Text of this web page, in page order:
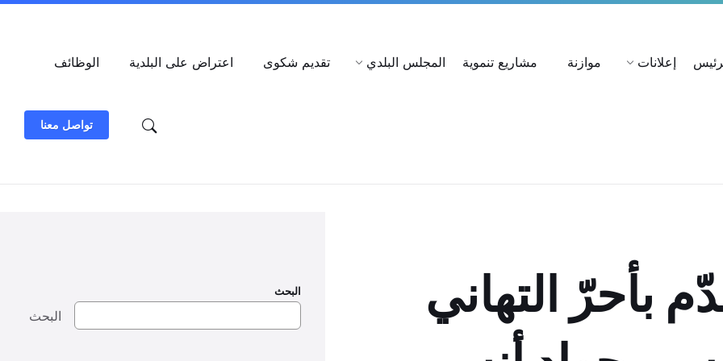
إعلانات موازنة مشاريع تنموية المجلس البلدي تقديم شكوى اعتراض على البلدية
الوظائف
تواصل معنا
بأحرّ التهاني
البحث
البحث